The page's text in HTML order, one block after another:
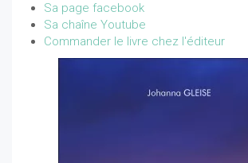
Sa page facebook
Sa chaîne Youtube
Commander le livre chez l'éditeur